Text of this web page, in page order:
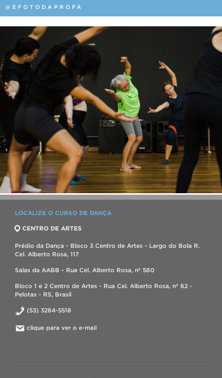
@EFOTODAPROFA
LOCALIZE O CURSO DE DANÇA
CENTRO DE ARTES
Prédio da Dança - Bloco 3 Centro de Artes - Largo do Bola R.
Cel. Alberto Rosa, 117
Salas da AABB - Rua Cel. Alberto Rosa, nº 580
Bloco 1 e 2 Centro de Artes - Rua Cel. Alberto Rosa, nº 62 -
Pelotas - RS, Brasil
(53) 3284-5518
clique para ver o e-mail